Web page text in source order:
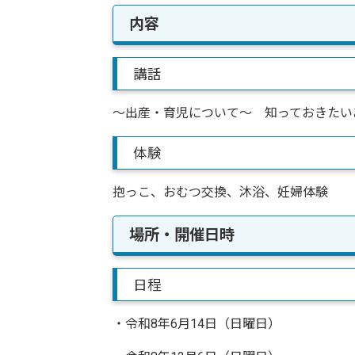
内容
講話
～出産・育児について～ 知っておきたい
体験
抱っこ、おむつ交換、沐浴、妊婦体験
場所・開催日時
日程
・令和8年6月14日（日曜日）